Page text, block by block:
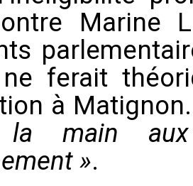
Marine
ne ferait
à
la main
».